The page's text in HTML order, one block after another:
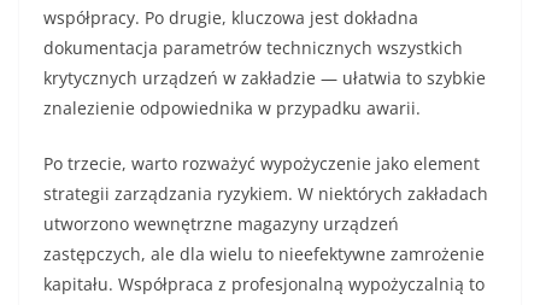
współpracy. Po drugie, kluczowa jest dokładna
dokumentacja parametrów technicznych wszystkich
krytycznych urządzeń w zakładzie — ułatwia to szybkie
znalezienie odpowiednika w przypadku awarii.
Po trzecie, warto rozważyć wypożyczenie jako element
strategii zarządzania ryzykiem. W niektórych zakładach
utworzono wewnętrzne magazyny urządzeń
zastępczych, ale dla wielu to nieefektywne zamrożenie
kapitału. Współpraca z profesjonalną wypożyczalnią to